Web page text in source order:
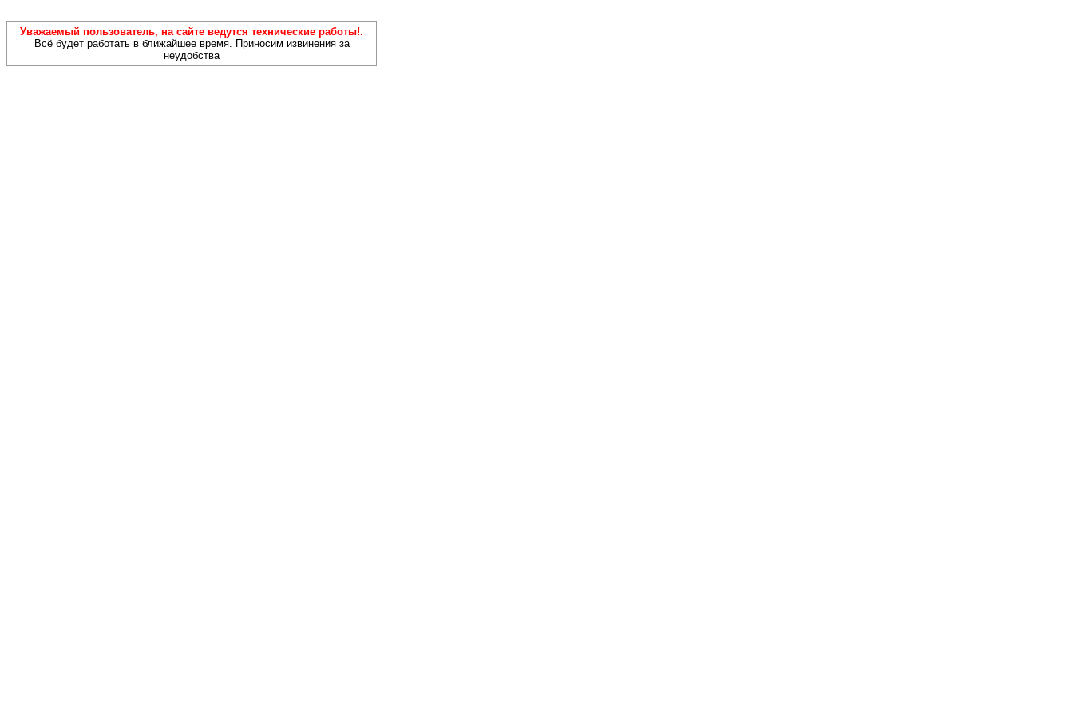
Уважаемый пользователь, на сайте ведутся технические работы!.
Всё будет работать в ближайшее время. Приносим извинения за
неудобства